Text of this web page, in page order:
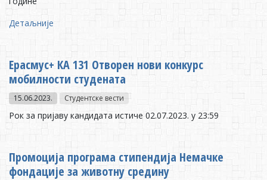
Детаљније
Eрaсмус+ КA 131 Отворен нови конкурс
мобилности студената
15.06.2023. Студентске вести
Рoк зa приjaву кaндидaтa истичe 02.07.2023. у 23:59
Промоција програма стипендија Немачке
фондације за животну средину